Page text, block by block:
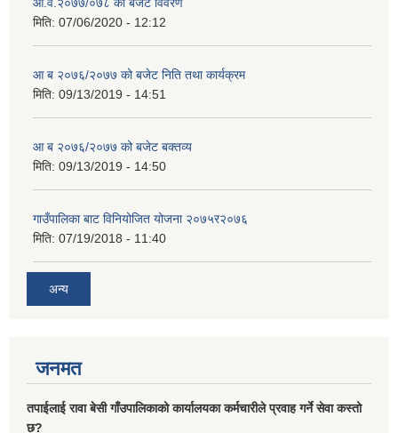
आ.व.२०७७/०७८ को बजेट विवरण
मिति: 07/06/2020 - 12:12
आ ब २०७६/२०७७ को बजेट निति तथा कार्यक्रम
मिति: 09/13/2019 - 14:51
आ ब २०७६/२०७७ को बजेट बक्तव्य
मिति: 09/13/2019 - 14:50
गाउँपालिका बाट विनियोजित योजना २०७५र२०७६
मिति: 07/19/2018 - 11:40
अन्य
जनमत
तपाईलाई रावा बेसी गाँउपालिकाको कार्यालयका कर्मचारीले प्रवाह गर्ने सेवा कस्तो
छ?